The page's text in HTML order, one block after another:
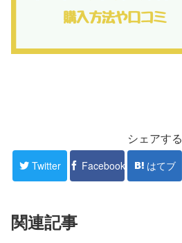
シェアする
Twitter Facebook はてブ
関連記事